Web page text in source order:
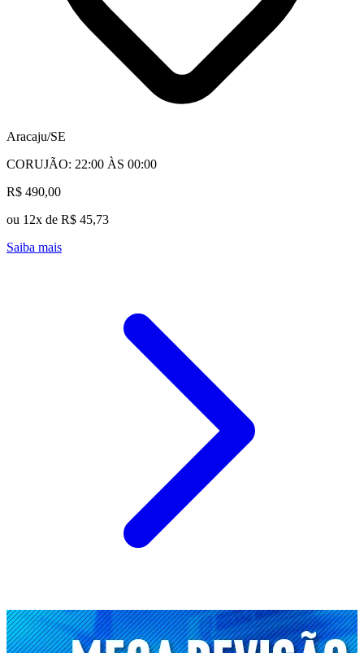
Aracaju/SE
CORUJÃO: 22:00 ÀS 00:00
R$ 490,00
ou 12x de R$ 45,73
Saiba mais